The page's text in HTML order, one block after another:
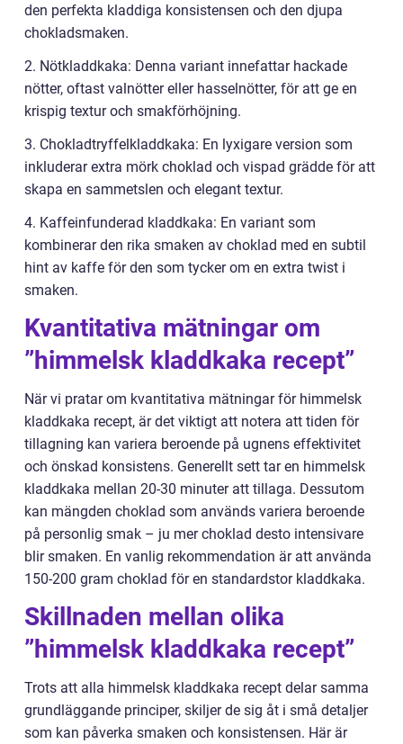
den perfekta kladdiga konsistensen och den djupa
chokladsmaken.
2. Nötkladdkaka: Denna variant innefattar hackade
nötter, oftast valnötter eller hasselnötter, för att ge en
krispig textur och smakförhöjning.
3. Chokladtryffelkladdkaka: En lyxigare version som
inkluderar extra mörk choklad och vispad grädde för att
skapa en sammetslen och elegant textur.
4. Kaffeinfunderad kladdkaka: En variant som
kombinerar den rika smaken av choklad med en subtil
hint av kaffe för den som tycker om en extra twist i
smaken.
Kvantitativa mätningar om
”himmelsk kladdkaka recept”
När vi pratar om kvantitativa mätningar för himmelsk
kladdkaka recept, är det viktigt att notera att tiden för
tillagning kan variera beroende på ugnens effektivitet
och önskad konsistens. Generellt sett tar en himmelsk
kladdkaka mellan 20-30 minuter att tillaga. Dessutom
kan mängden choklad som används variera beroende
på personlig smak – ju mer choklad desto intensivare
blir smaken. En vanlig rekommendation är att använda
150-200 gram choklad för en standardstor kladdkaka.
Skillnaden mellan olika
”himmelsk kladdkaka recept”
Trots att alla himmelsk kladdkaka recept delar samma
grundläggande principer, skiljer de sig åt i små detaljer
som kan påverka smaken och konsistensen. Här är